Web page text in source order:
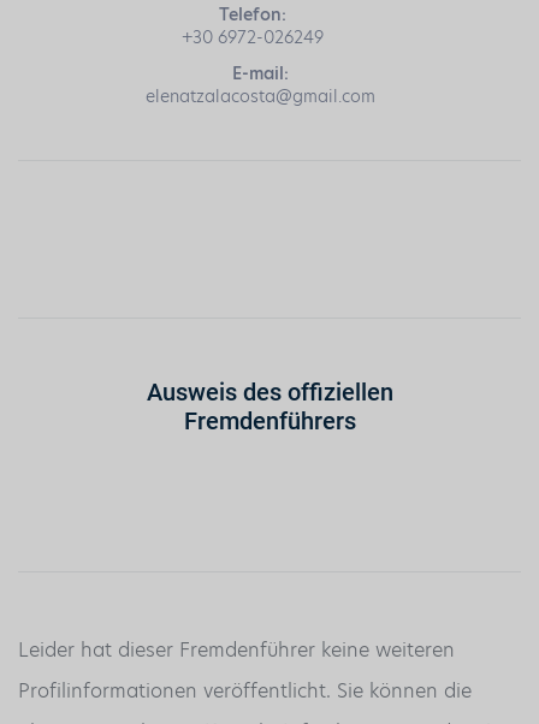
Telefon:
+30 6972-026249
E-mail:
elenatzalacosta@gmail.com
Ausweis des offiziellen
Fremdenführers
Leider hat dieser Fremdenführer keine weiteren
Profilinformationen veröffentlicht. Sie können die